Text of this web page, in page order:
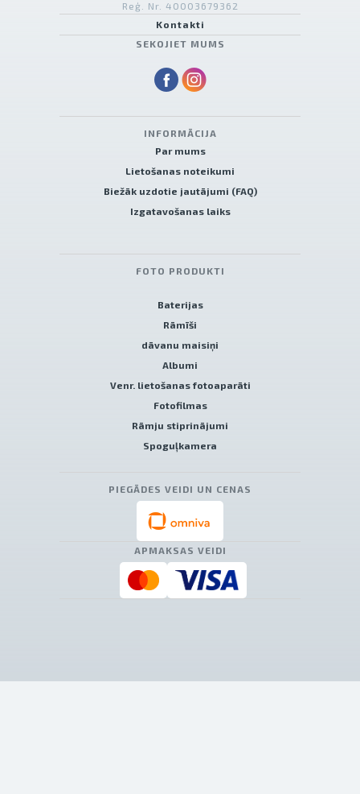
Reģ. Nr. 40003679362
Kontakti
SEKOJIET MUMS
INFORMĀCIJA
Par mums
Lietošanas noteikumi
Biežāk uzdotie jautājumi (FAQ)
Izgatavošanas laiks
FOTO PRODUKTI
Baterijas
Rāmīši
dāvanu maisiņi
Albumi
Venr. lietošanas fotoaparāti
Fotofilmas
Rāmju stiprinājumi
Spoguļkamera
PIEGĀDES VEIDI UN CENAS
APMAKSAS VEIDI